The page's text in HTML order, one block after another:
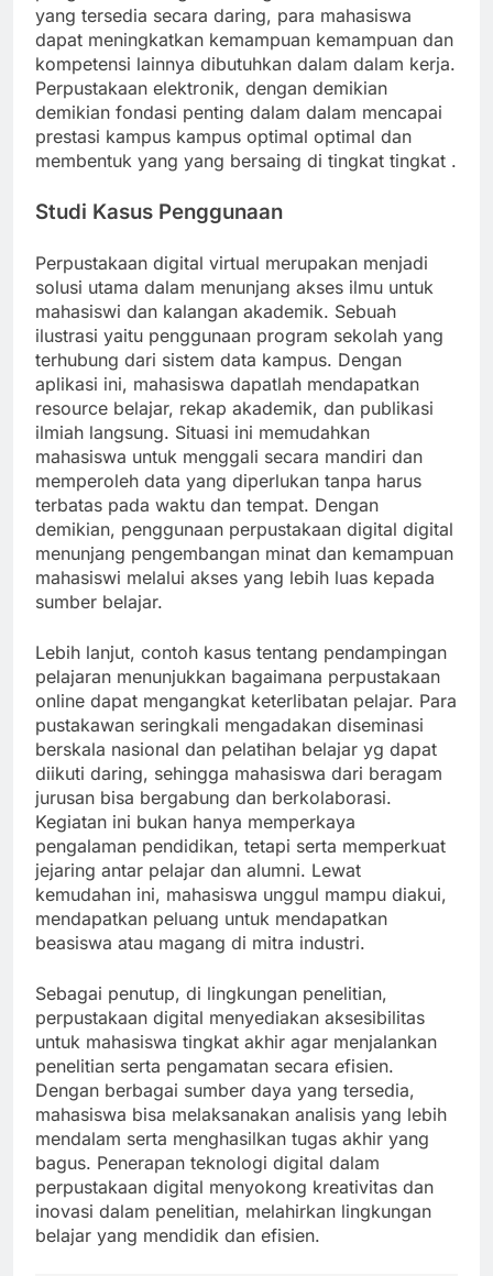
yang tersedia secara daring, para mahasiswa
dapat meningkatkan kemampuan kemampuan dan
kompetensi lainnya dibutuhkan dalam dalam kerja.
Perpustakaan elektronik, dengan demikian
demikian fondasi penting dalam dalam mencapai
prestasi kampus kampus optimal optimal dan
membentuk yang yang bersaing di tingkat tingkat .
Studi Kasus Penggunaan
Perpustakaan digital virtual merupakan menjadi
solusi utama dalam menunjang akses ilmu untuk
mahasiswi dan kalangan akademik. Sebuah
ilustrasi yaitu penggunaan program sekolah yang
terhubung dari sistem data kampus. Dengan
aplikasi ini, mahasiswa dapatlah mendapatkan
resource belajar, rekap akademik, dan publikasi
ilmiah langsung. Situasi ini memudahkan
mahasiswa untuk menggali secara mandiri dan
memperoleh data yang diperlukan tanpa harus
terbatas pada waktu dan tempat. Dengan
demikian, penggunaan perpustakaan digital digital
menunjang pengembangan minat dan kemampuan
mahasiswi melalui akses yang lebih luas kepada
sumber belajar.
Lebih lanjut, contoh kasus tentang pendampingan
pelajaran menunjukkan bagaimana perpustakaan
online dapat mengangkat keterlibatan pelajar. Para
pustakawan seringkali mengadakan diseminasi
berskala nasional dan pelatihan belajar yg dapat
diikuti daring, sehingga mahasiswa dari beragam
jurusan bisa bergabung dan berkolaborasi.
Kegiatan ini bukan hanya memperkaya
pengalaman pendidikan, tetapi serta memperkuat
jejaring antar pelajar dan alumni. Lewat
kemudahan ini, mahasiswa unggul mampu diakui,
mendapatkan peluang untuk mendapatkan
beasiswa atau magang di mitra industri.
Sebagai penutup, di lingkungan penelitian,
perpustakaan digital menyediakan aksesibilitas
untuk mahasiswa tingkat akhir agar menjalankan
penelitian serta pengamatan secara efisien.
Dengan berbagai sumber daya yang tersedia,
mahasiswa bisa melaksanakan analisis yang lebih
mendalam serta menghasilkan tugas akhir yang
bagus. Penerapan teknologi digital dalam
perpustakaan digital menyokong kreativitas dan
inovasi dalam penelitian, melahirkan lingkungan
belajar yang mendidik dan efisien.